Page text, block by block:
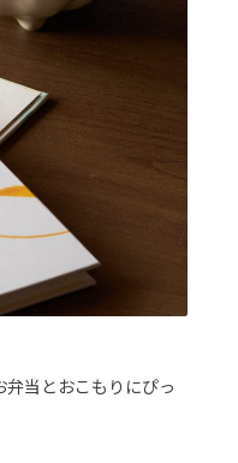
当とおこもりにぴっ